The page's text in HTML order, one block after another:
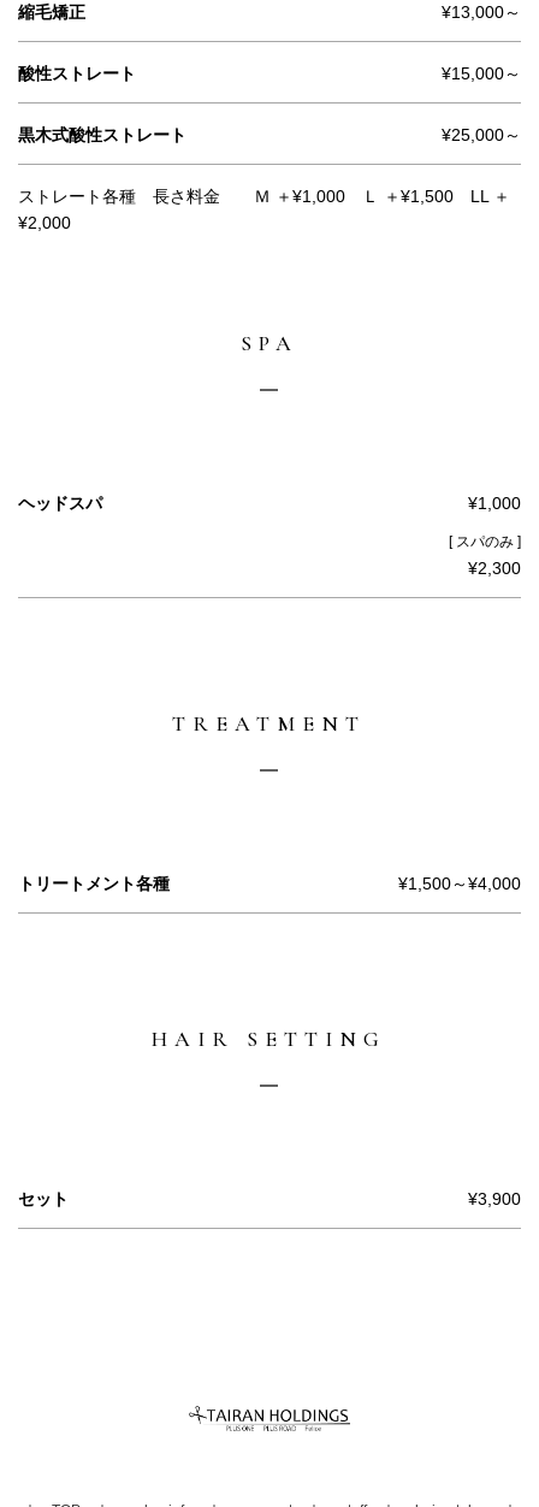
縮毛矯正 ¥13,000～
酸性ストレート ¥15,000～
黒木式酸性ストレート ¥25,000～
ストレート各種 長さ料金 Ｍ ＋¥1,000 Ｌ ＋¥1,500 LL ＋
¥2,000
SPA
ヘッドスパ ¥1,000
[ スパのみ ]
¥2,300
TREATMENT
トリートメント各種 ¥1,500～¥4,000
HAIR SETTING
セット ¥3,900